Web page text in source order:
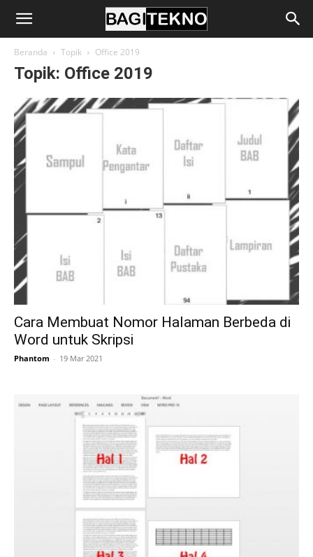
BagiTekno
Beranda Topik Office 2019
Topik: Office 2019
Cara Membuat Nomor Halaman Berbeda di
Word untuk Skripsi
Phantom - 19 Mar 2021